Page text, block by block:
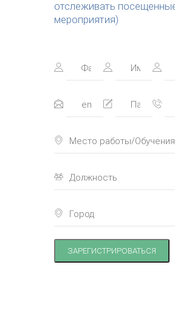
отслеживать
мероприятия)
ЗАРЕГИСТРИРОВАТЬСЯ